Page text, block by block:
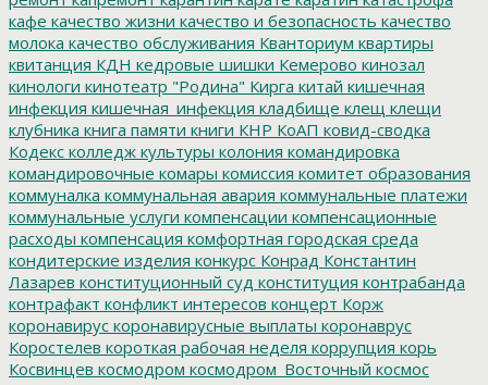
кафе качество жизни качество и безопасность качество
молока качество обслуживания Кванториум квартиры
квитанция КДН кедровые шишки Кемерово кинозал
кинологи кинотеатр "Родина" Кирга китай кишечная
инфекция кишечная_инфекция кладбище клещ клещи
клубника книга памяти книги КНР КоАП ковид-сводка
Кодекс колледж культуры колония командировка
командировочные комары комиссия комитет образования
коммуналка коммунальная авария коммунальные платежи
коммунальные услуги компенсации компенсационные
расходы компенсация комфортная городская среда
кондитерские изделия конкурс Конрад Константин
Лазарев конституционный суд конституция контрабанда
контрафакт конфликт интересов концерт Корж
коронавирус коронавирусные выплаты коронаврус
Коростелев короткая рабочая неделя коррупция корь
Косвинцев космодром космодром_Восточный космос